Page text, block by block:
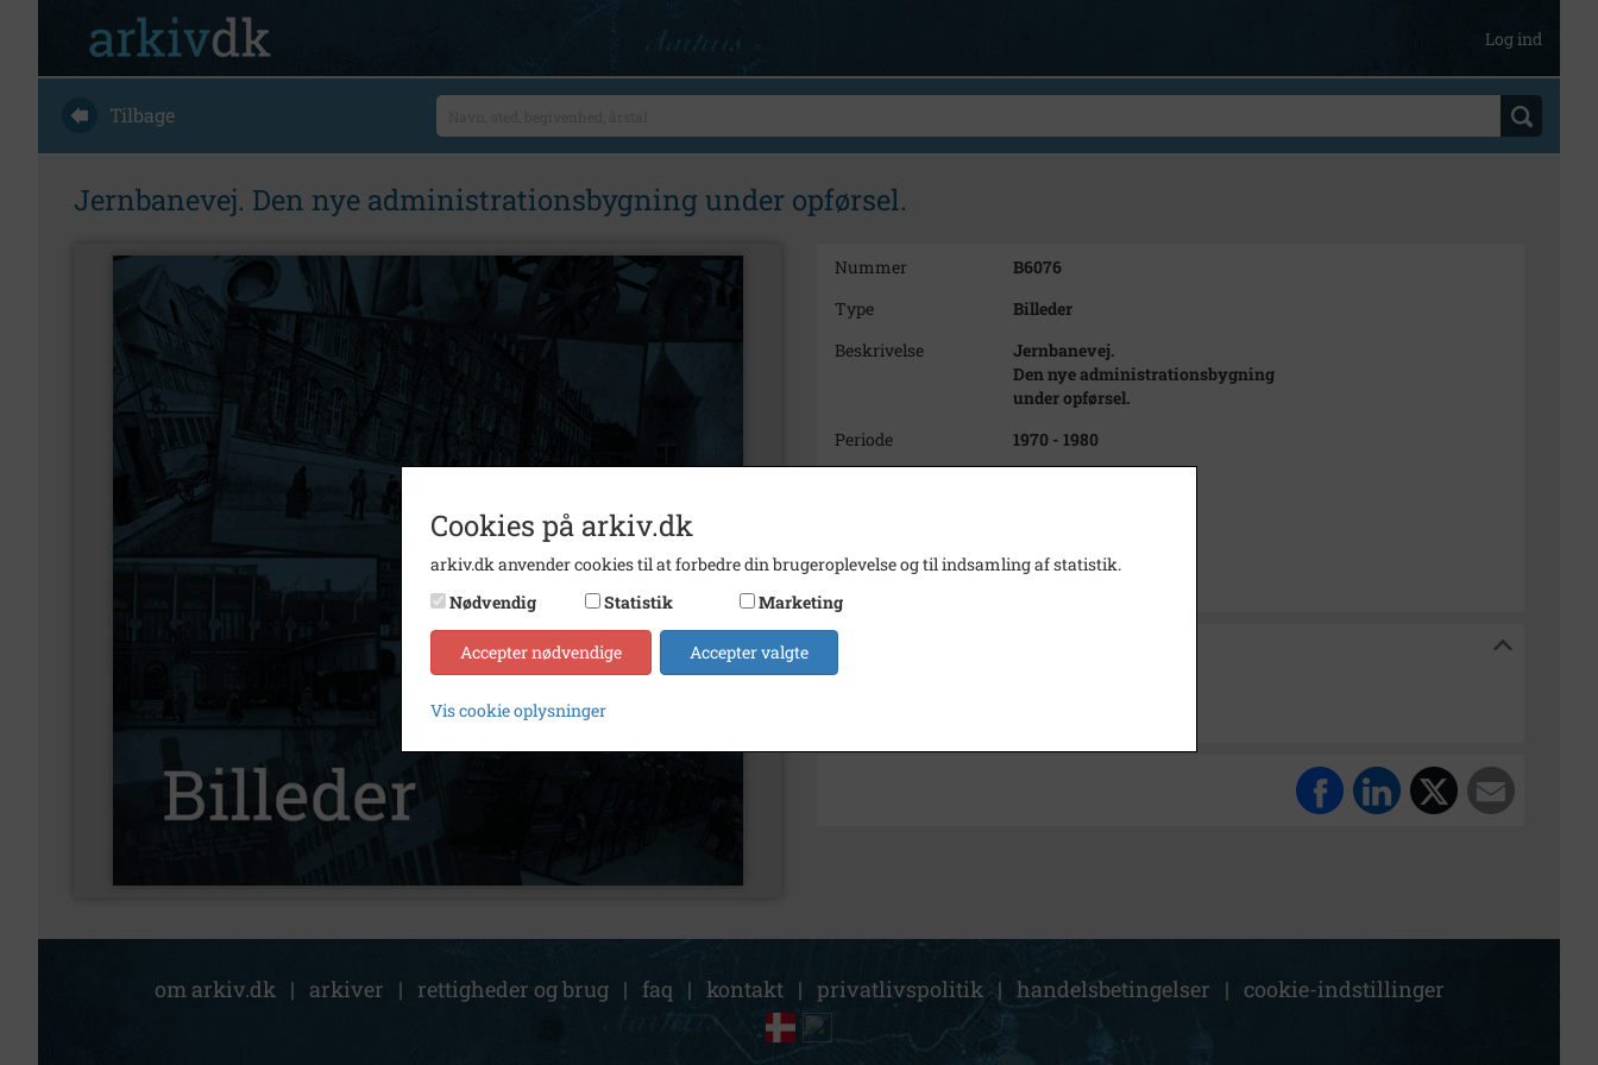
Log ind
Tilbage
Jernbanevej. Den nye administrationsbygning under opførsel.
Nummer
B6076
Type
Billeder
Beskrivelse
Jernbanevej.
Den nye administrationsbygning
under opførsel.
Periode
1970 - 1980
Kontakt arkivet
Jernbanevej
om arkiv.dk | arkiver | rettigheder og brug | faq | kontakt | privatlivspolitik | handelsbetingelser | cookie-indstillinger
Cookies på arkiv.dk
arkiv.dk anvender cookies til at forbedre din brugeroplevelse og til indsamling af statistik.
Nødvendig
Statistik Marketing
Accepter nødvendige Accepter valgte
Vis cookie oplysninger